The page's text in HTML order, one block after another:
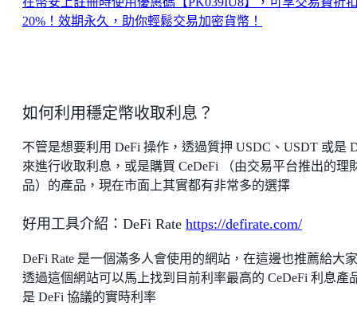
20%！效期永久，助你輕鬆交易加密貨幣！
如何利用穩定幣收取利息？
不管是想要利用 DeFi 操作，透過質押 USDC、USDT 或是
來進行收取利息，或是購買 CeDeFi （由交易平台推出的理
品）的產品，現在市面上其實都有非常多的選擇
好用工具介紹：DeFi Rate https://defirate.com/
DeFi Rate 是一個滿多人會使用的網站，在這邊也推薦給大
透過這個網站可以馬上找到目前利率最高的 CeDeFi 利息產
是 DeFi 協議的實時利率